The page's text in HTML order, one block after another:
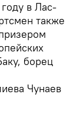
в Лас-
также
борец
Чунаев